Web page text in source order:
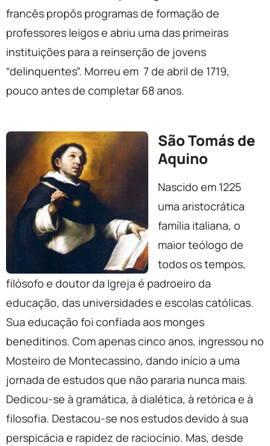
francês propôs programas de formação de
professores leigos e abriu uma das primeiras
instituições para a reinserção de jovens
“delinquentes”. Morreu em 7 de abril de 1719,
pouco antes de completar 68 anos.
São Tomás de
Aquino
Nascido em 1225
uma aristocrática
família italiana, o
maior teólogo de
todos os tempos,
filósofo e doutor da Igreja é padroeiro da
educação, das universidades e escolas católicas.
Sua educação foi confiada aos monges
beneditinos. Com apenas cinco anos, ingressou no
Mosteiro de Montecassino, dando início a uma
jornada de estudos que não pararia nunca mais.
Dedicou-se à gramática, à dialética, à retórica e à
filosofia. Destacou-se nos estudos devido à sua
perspicácia e rapidez de raciocínio. Mas, desde